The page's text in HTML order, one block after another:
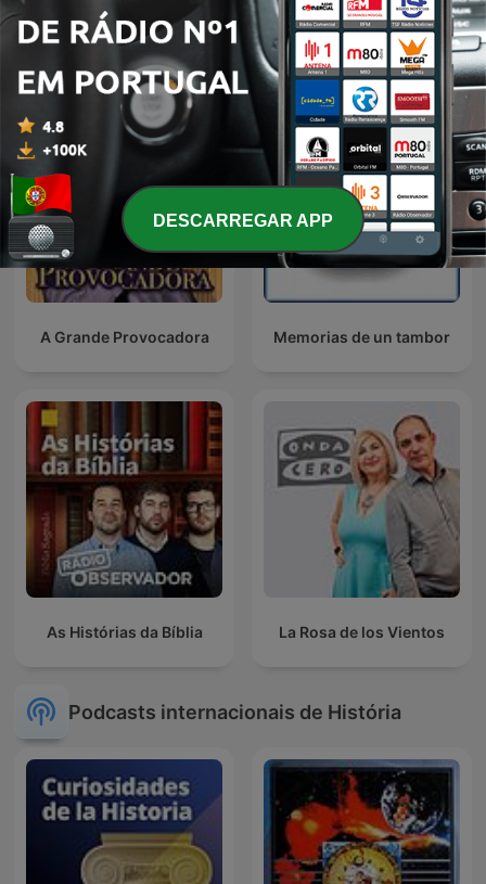
5 Continentes Tempo ao Tempo
A Grande Provocadora Memorias de un tambor
As Histórias da Bíblia La Rosa de los Vientos
Podcasts internacionais de História
DESCARREGAR APP